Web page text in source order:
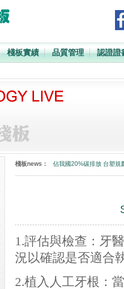
棧板實績 品質管理 認證證
棧板news： 佔我國20%碳排放 台塑規
台灣最快2023年徵收碳費
佔我國20%碳排放 台塑規
碳中和塑膠棧板
1.評估與檢查：牙
況以確認是否適合
2.植入人工牙根：